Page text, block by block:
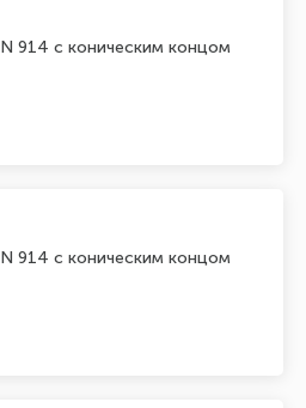
914 с коническим концом
914 с коническим концом